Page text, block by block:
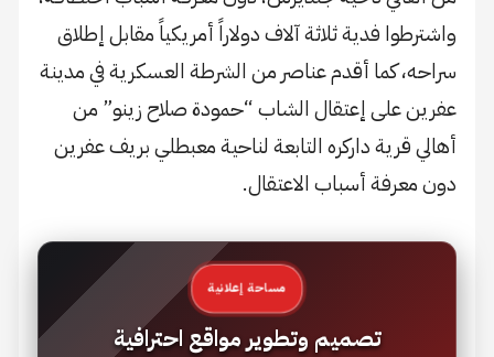
واشترطوا فدية ثلاثة آلاف دولاراً أمريكياً مقابل إطلاق
سراحه، كما أقدم عناصر من الشرطة العسكرية في مدينة
عفرين على إعتقال الشاب “حمودة صلاح زينو” من
أهالي قرية داركره التابعة لناحية معبطلي بريف عفرين
دون معرفة أسباب الاعتقال.
مساحة إعلانية
تصميم وتطوير مواقع احترافية